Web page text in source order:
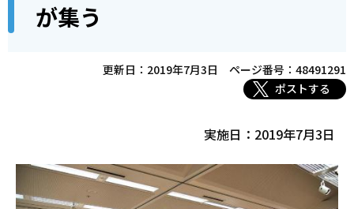
す
ら
が集う
更新日：2019年7月3日
ページ番号：48491291
ポストする
実施日：2019年7月3日